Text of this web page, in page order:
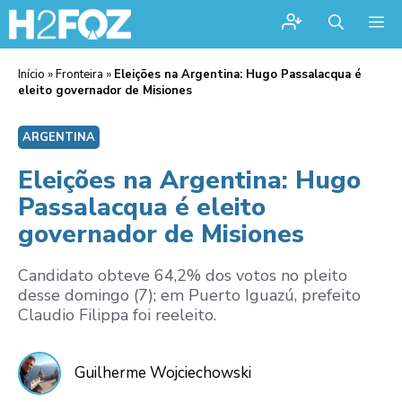
Início »Fronteira » Eleições na Argentina: Hugo Passalacqua é
eleito governador de Misiones
ARGENTINA
Eleições na Argentina: Hugo
Passalacqua é eleito
governador de Misiones
Candidato obteve 64,2% dos votos no pleito
desse domingo (7); em Puerto Iguazú, prefeito
Claudio Filippa foi reeleito.
Guilherme Wojciechowski